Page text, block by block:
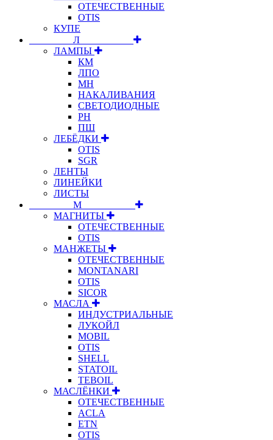
ОТЕЧЕСТВЕННЫЕ
OTIS
КУПЕ
⠀⠀⠀⠀⠀⠀Л⠀⠀⠀⠀⠀⠀⠀
ЛАМПЫ
КМ
ЛПО
МН
НАКАЛИВАНИЯ
СВЕТОДИОДНЫЕ
РН
ПШ
ЛЕБЁДКИ
OTIS
SGR
ЛЕНТЫ
ЛИНЕЙКИ
ЛИСТЫ
⠀⠀⠀⠀⠀⠀М⠀⠀⠀⠀⠀⠀⠀
МАГНИТЫ
ОТЕЧЕСТВЕННЫЕ
OTIS
МАНЖЕТЫ
ОТЕЧЕСТВЕННЫЕ
MONTANARI
OTIS
SICOR
МАСЛА
ИНДУСТРИАЛЬНЫЕ
ЛУКОЙЛ
MOBIL
OTIS
SHELL
STATOIL
TEBOIL
МАСЛЁНКИ
ОТЕЧЕСТВЕННЫЕ
ACLA
ETN
OTIS